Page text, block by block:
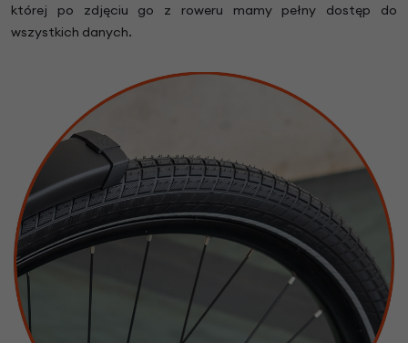
której po zdjęciu go z roweru mamy pełny dostęp do
wszystkich danych.